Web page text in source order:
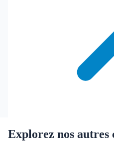
Explorez nos autres